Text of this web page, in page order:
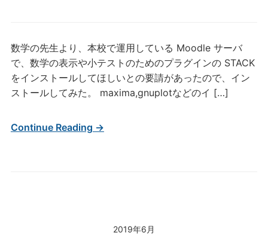
2019年6月
数学の先生より、本校で運用している Moodle サーバ
で、数学の表示や小テストのためのプラグインの STACK
をインストールしてほしいとの要請があったので、イン
ストールしてみた。 maxima,gnuplotなどのイ […]
Continue Reading →